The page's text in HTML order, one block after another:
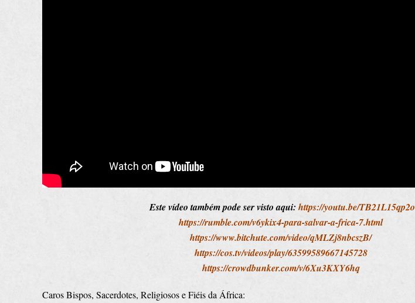
Este vídeo também pode ser visto aqui:https://youtu.be/TB21L15qp2o
https://rumble.com/v6ykix4-para-salvar-a-frica-7.html
https://www.bitchute.com/video/qMLZj8nbcszB/
https://cos.tv/videos/play/63599589667145728
https://crowdbunker.com/v/6Xu3KXY6hq
Caros Bispos, Sacerdotes, Religiosos e Fiéis da África: